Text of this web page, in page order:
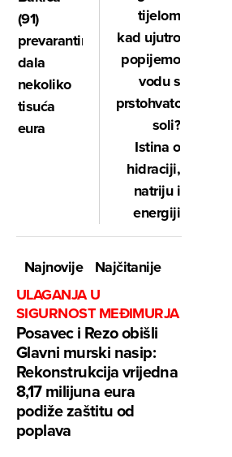
(91)
prevarantima
dala
nekoliko
tisuća
eura
tijelom
kad ujutro
popijemo
vodu s
prstohvatom
soli?
Istina o
hidraciji,
natriju i
energiji
Najnovije
Najčitanije
ULAGANJA U
SIGURNOST MEĐIMURJA
Posavec i Rezo obišli
Glavni murski nasip:
Rekonstrukcija vrijedna
8,17 milijuna eura
podiže zaštitu od
poplava